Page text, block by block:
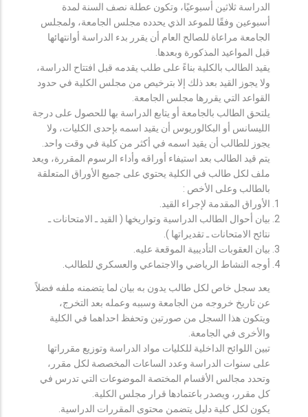
الدراسة ثلاثين أسبوعيًا، وتكون عطلة نصف السنة لمدة
أسبوعين وفقًا للموعد الذي يحدده مجلس الجامعة، ولمجلس
الجامعة مراعاة للصالح العام أن يقرر بدء الدراسة أوانتهائها
قبل المواعيد المذكورة وبعدها.
يقيد الطالب بالكلية بناءً على طلب يقدمه قبل افتتاح الدراسة،
ولا يجوز القيد بعد ذلك إلا بترخيص من مجلس الكلية في حدود
القواعد التي يقررها مجلس الجامعة.
يلتحق الطالب بالجامعة أو يتابع الدراسة بها للحصول على درجة
الليسانس أو البكالوريوس أن يقيد اسمه بإحدى الكليات، ولا
يجوز للطالب أن يقيد اسمه في أكثر من كلية في وقت واحد.
يتم قيد الطالب بعد استيفاء أوراقه وأداء الرسوم المقررة، ويعد
ملف لكل طالب في الكلية يحتوي على جميع الأوراق المتعلقة
بالطالب وعلى الأخص :
الأوراق المقدمة لإجراء القيد.
بيان أحوال الطالب الدراسية وتواريخها ( القيد ـ الامتحانات ـ
نتائح الامتحانات ـ تقديراتها ).
بيان العقوبات التأديبية الموقعة عليه.
أوجه النشاط الرياضي والاجتماعي والعسكري للطالب.
يعد سجل خاص لكل طالب يدون به بيان لما يتضمنه ملفه فضلاً
عن تاريخ خروجه من الجامعة وسببه وعمله بعد التخرج،
ويتكون هذا السجل من صورتين وتحفظ احداهما في الكلية
والأخرى في الجامعة.
تبين اللوائح الداخلية للكليات مواد الدراسة وتوزيع مقرراتها
على سنوات الدراسة وعدد الساعات المخصصة لكل مقرر،
وتحدد مجالس الأقسام المختصة الموضوعات التي تدرس في
كل مقرر، ويصدر باعتمادها قرار مجلس الكلية.
يكون لكل كلية دليل يتضمن محتوى المقررات الدراسية.